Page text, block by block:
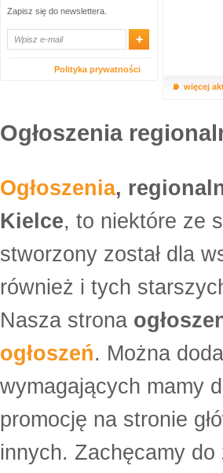
Zapisz się do newslettera.
Polityka prywatności
więcej
Ogłoszenia
Ogłoszenia,
Kielce, to niektóre ze
stworzony został dla
również i tych
Nasza strona
ogłoszeń. Można
wymagających mamy
promocję na stronie
innych. Zachęcamy